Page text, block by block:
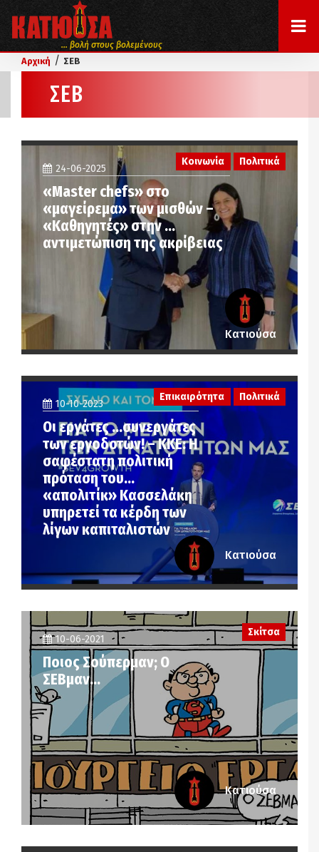
... βολή στους βολεμένους
Αρχική / ΣΕΒ
ΣΕΒ
Κοινωνία Πολιτικά
24-06-2025
«Master chefs» στο
«μαγείρεμα» των μισθών –
«Καθηγητές» στην …
αντιμετώπιση της ακρίβειας
Κατιούσα
10-10-2023
Oι εργάτες …συνεργάτες
των εργοδοτών! – ΚΚΕ: Η
σαφέστατη πολιτική
πρόταση του…
«απολιτίκ» Κασσελάκη
υπηρετεί τα κέρδη των
λίγων καπιταλιστών
Επικαιρότητα Πολιτικά
Κατιούσα
10-06-2021
Ποιος Σούπερμαν; Ο
ΣΕΒμαν…
Σκίτσα
Κατιούσα